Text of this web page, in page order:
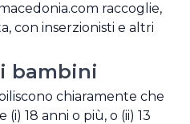
raccoglie,
con inserzionisti e altri
bambini
chiaramente che
18 anni o più, o (ii) 13